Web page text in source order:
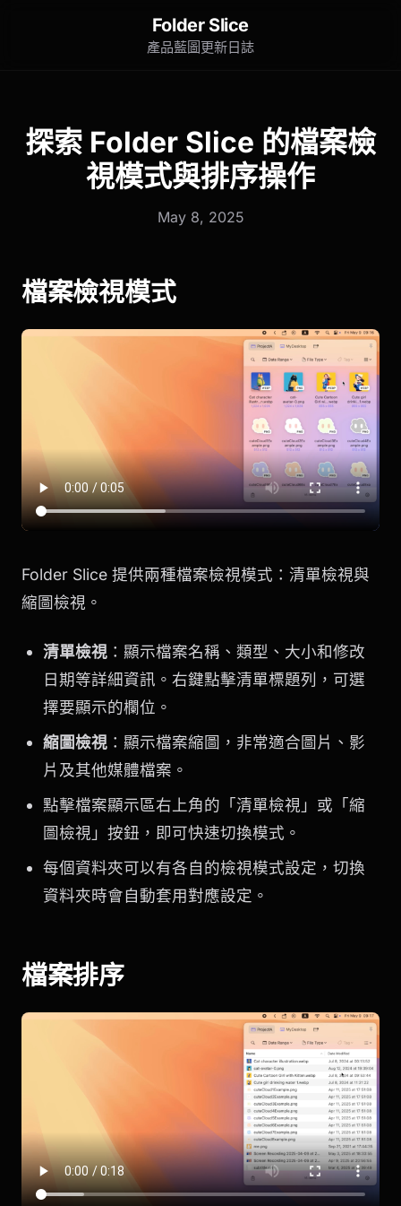
Folder Slice
產品藍圖更新日誌
探索 Folder Slice 的檔案檢
視模式與排序操作
May 8, 2025
檔案檢視模式
Folder Slice 提供兩種檔案檢視模式：清單檢視與
縮圖檢視。
清單檢視 ：顯示檔案名稱、類型、大小和修改
日期等詳細資訊。右鍵點擊清單標題列，可選
擇要顯示的欄位。
縮圖檢視 ：顯示檔案縮圖，非常適合圖片、影
片及其他媒體檔案。
點擊檔案顯示區右上角的「清單檢視」或「縮
圖檢視」按鈕，即可快速切換模式。
每個資料夾可以有各自的檢視模式設定，切換
資料夾時會自動套用對應設定。
檔案排序